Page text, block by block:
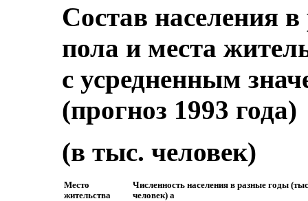
Состав населения
пола и места
с усредненным
(прогноз 1993 года)
(в тыс. человек)
Место
жительства
Численность населения в разные годы
человек) а